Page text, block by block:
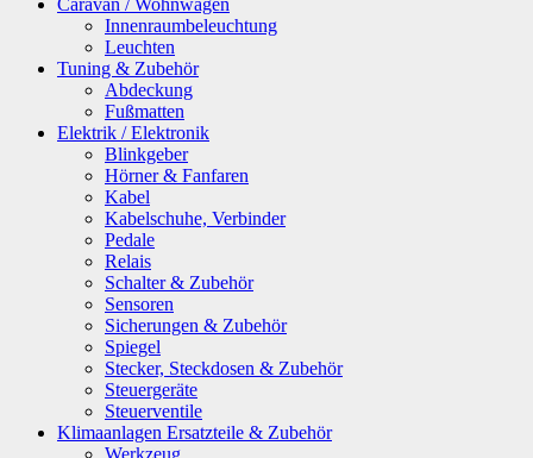
Caravan / Wohnwagen
Innenraumbeleuchtung
Leuchten
Tuning & Zubehör
Abdeckung
Fußmatten
Elektrik / Elektronik
Blinkgeber
Hörner & Fanfaren
Kabel
Kabelschuhe, Verbinder
Pedale
Relais
Schalter & Zubehör
Sensoren
Sicherungen & Zubehör
Spiegel
Stecker, Steckdosen & Zubehör
Steuergeräte
Steuerventile
Klimaanlagen Ersatzteile & Zubehör